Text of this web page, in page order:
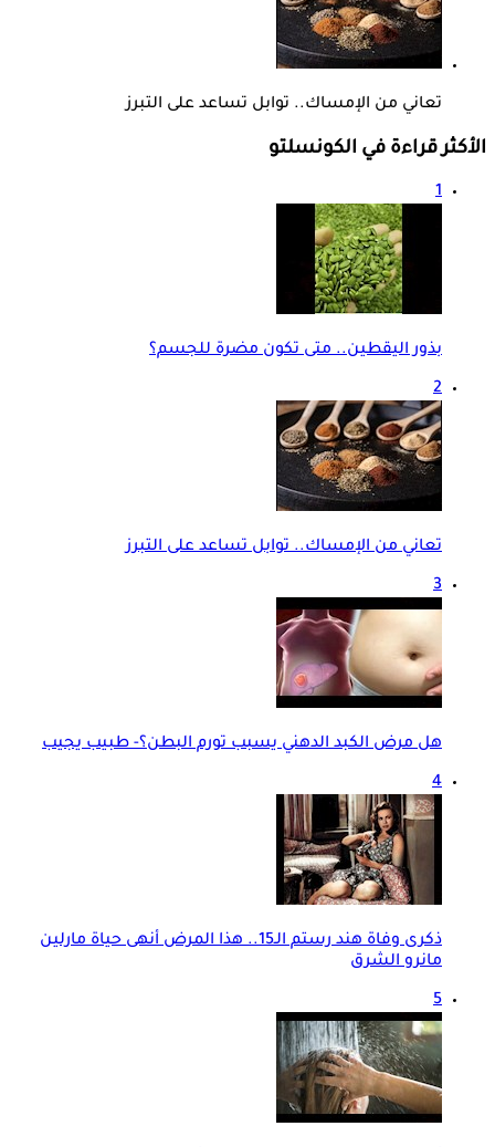
تعاني من الإمساك.. توابل تساعد على التبرز
الأكثر قراءة في الكونسلتو
1
بذور اليقطين.. متى تكون مضرة للجسم؟
2
تعاني من الإمساك.. توابل تساعد على التبرز
3
هل مرض الكبد الدهني يسبب تورم البطن؟- طبيب يجيب
4
ذكرى وفاة هند رستم الـ15.. هذا المرض أنهى حياة مارلين
مانرو الشرق
5